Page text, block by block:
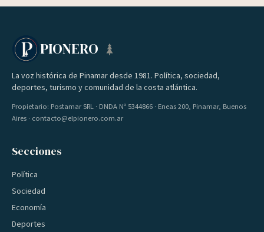
PIONERO
La voz histórica de Pinamar desde 1981. Política, sociedad,
deportes, turismo y comunidad de la costa atlántica.
Propietario: Postamar SRL · DNDA Nº 5344866 · Eneas 200, Pinamar, Buenos
Aires · contacto@elpionero.com.ar
Secciones
Política
Sociedad
Economía
Deportes